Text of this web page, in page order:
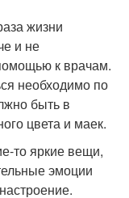
жизни
и не
к врачам.
необходимо по
быть в
цвета и маек.
то яркие вещи,
эмоции